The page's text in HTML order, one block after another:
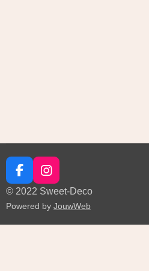
F
a
e
b
I
n
t
a
© 2022 Sweet-Deco
Powered by JouwWeb